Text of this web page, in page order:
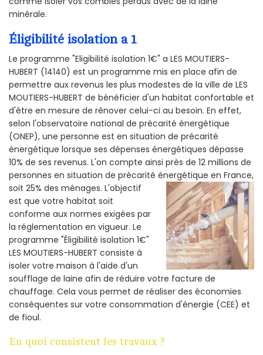
minérale.
Éligibilité isolation a 1
Le programme "Eligibilité isolation 1€" a LES MOUTIERS-
HUBERT (14140) est un programme mis en place afin de
permettre aux revenus les plus modestes de la ville de LES
MOUTIERS-HUBERT de bénéficier d'un habitat confortable et
d'être en mesure de rénover celui-ci au besoin. En effet,
selon l'observatoire national de précarité énergétique
(ONEP), une personne est en situation de précarité
énergétique lorsque ses dépenses énergétiques dépasse
10% de ses revenus. L'on compte ainsi près de 12 millions de
personnes en situation de précarité énergétique en France,
soit 25% des ménages. L'objectif
est que votre habitat soit
conforme aux normes exigées par
la réglementation en vigueur. Le
programme "Éligibilité isolation 1€"
LES MOUTIERS-HUBERT consiste à
isoler votre maison à l'aide d'un
soufflage de laine afin de réduire votre facture de
chauffage. Cela vous permet de réaliser des économies
conséquentes sur votre consommation d'énergie (CEE) et
de fioul.
En quoi consistent les travaux ?